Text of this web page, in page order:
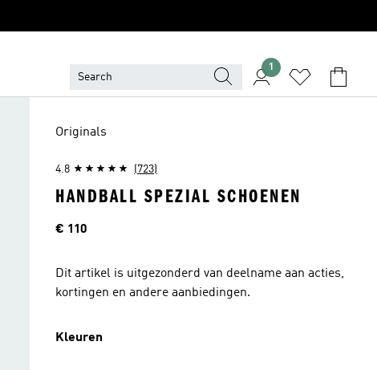
1
Originals
4.8 (723)
HANDBALL SPEZIAL SCHOENEN
Price
€ 110
Dit artikel is uitgezonderd van deelname aan acties,
kortingen en andere aanbiedingen.
Kleuren